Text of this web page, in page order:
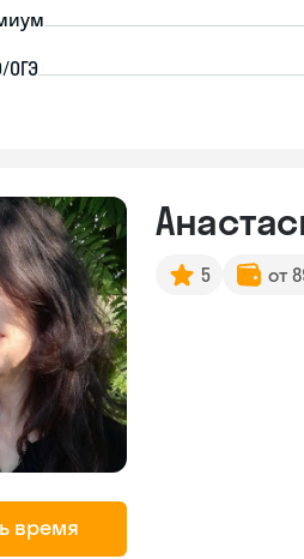
ОГЭ
время
5 от